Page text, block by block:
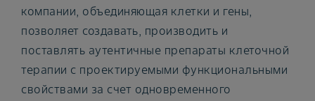
компании, объединяющая клетки и гены,
позволяет создавать, производить и
поставлять аутентичные препараты клеточной
терапии с проектируемыми функциональными
свойствами за счет одновременного